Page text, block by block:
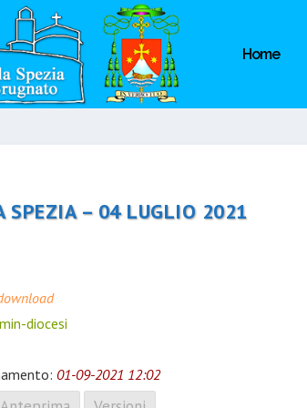
Home
SPEZIA – 04 LUGLIO 2021
diocesi
01-09-2021 12:02